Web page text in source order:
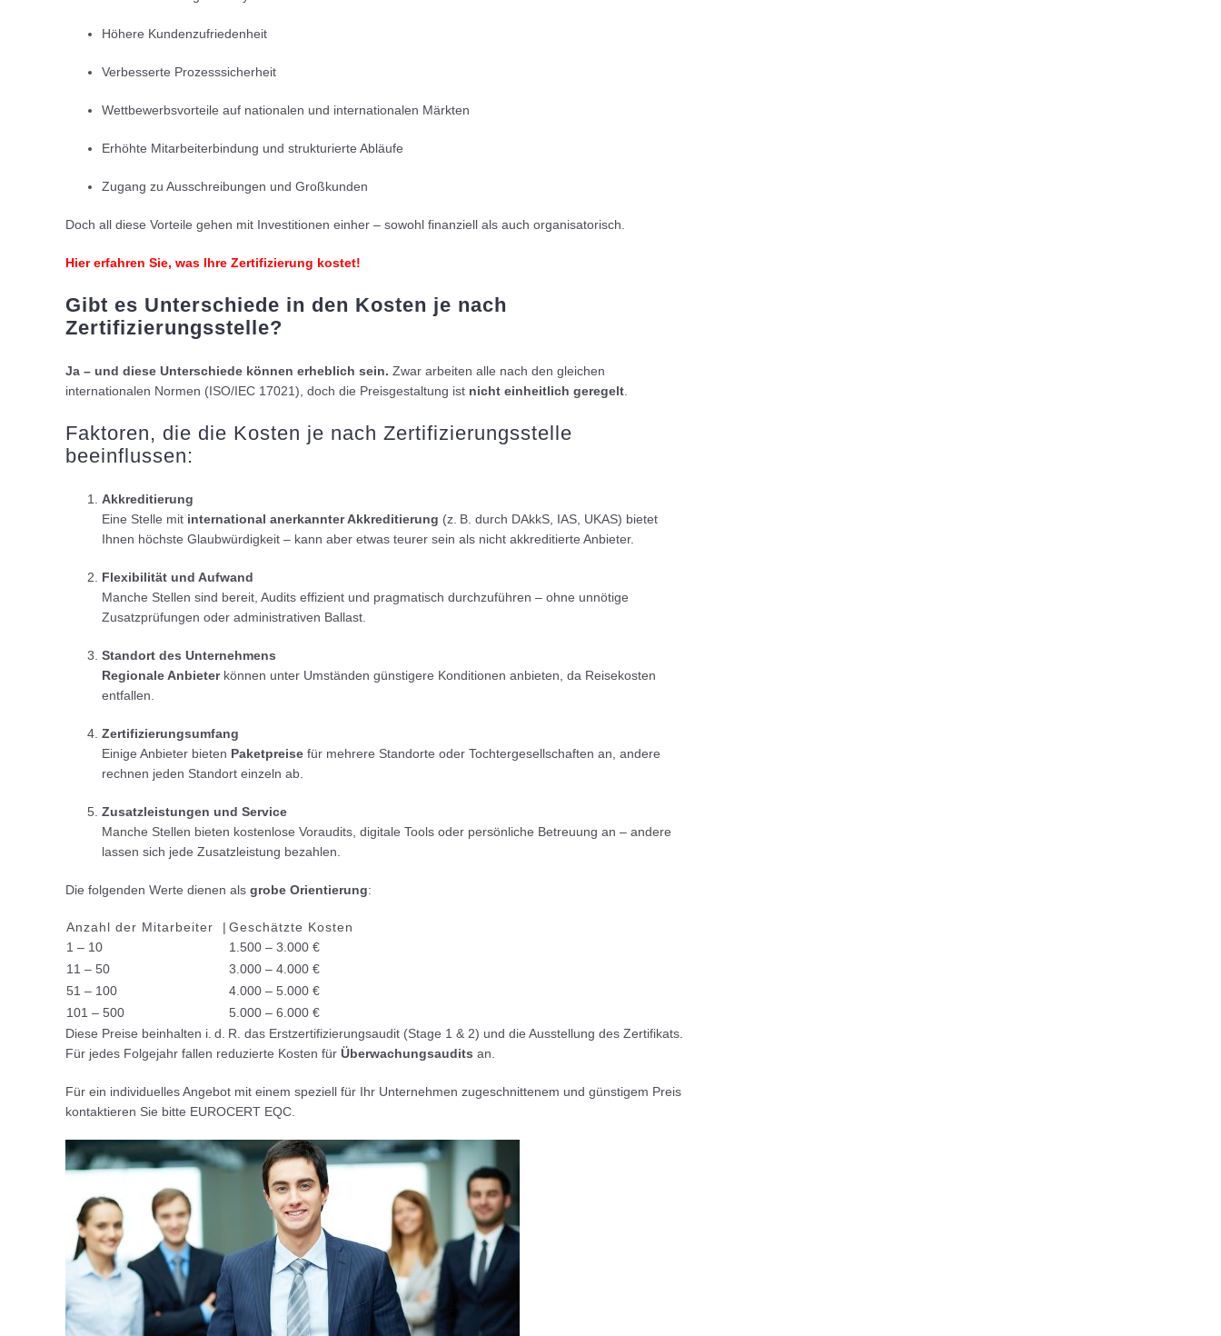
Höhere Kundenzufriedenheit
Verbesserte Prozesssicherheit
Wettbewerbsvorteile auf nationalen und internationalen Märkten
Erhöhte Mitarbeiterbindung und strukturierte Abläufe
Zugang zu Ausschreibungen und Großkunden
Doch all diese Vorteile gehen mit Investitionen einher – sowohl finanziell als auch organisatorisch.
Hier erfahren Sie, was Ihre Zertifizierung kostet!
Gibt es Unterschiede in den Kosten je nach
Zertifizierungsstelle?
Ja – und diese Unterschiede können erheblich sein. Zwar arbeiten alle nach den gleichen
internationalen Normen (ISO/IEC 17021), doch die Preisgestaltung ist nicht einheitlich geregelt
Faktoren, die die Kosten je nach Zertifizierungsstelle
beeinflussen:
Akkreditierung
Eine Stelle mit international anerkannter Akkreditierung (z. B. durch DAkkS, IAS, UKAS) bietet
Ihnen höchste Glaubwürdigkeit – kann aber etwas teurer sein als nicht akkreditierte Anbieter.
Flexibilität und Aufwand
Manche Stellen sind bereit, Audits effizient und pragmatisch durchzuführen – ohne unnötige
Zusatzprüfungen oder administrativen Ballast.
Standort des Unternehmens
Regionale Anbieterkönnen unter Umständen günstigere Konditionen anbieten, da Reisekosten
entfallen.
Zertifizierungsumfang
Einige Anbieter bieten Paketpreise für mehrere Standorte oder Tochtergesellschaften an, andere
rechnen jeden Standort einzeln ab.
Zusatzleistungen und Service
Manche Stellen bieten kostenlose Voraudits, digitale Tools oder persönliche Betreuung an – andere
lassen sich jede Zusatzleistung bezahlen.
Die folgenden Werte dienen als grobe Orientierung:
Anzahl der Mitarbeiter | Geschätzte Kosten
1 – 10
1.500 – 3.000 €
11 – 50
3.000 – 4.000 €
51 – 100
4.000 – 5.000 €
101 – 500
5.000 – 6.000 €
Diese Preise beinhalten i. d. R. das Erstzertifizierungsaudit (Stage 1 & 2) und die Ausstellung des Zertifikats.
Für jedes Folgejahr fallen reduzierte Kosten für Überwachungsaudits an.
Für ein individuelles Angebot mit einem speziell für Ihr Unternehmen zugeschnittenem und günstigem Preis
kontaktieren Sie bitte EUROCERT EQC.